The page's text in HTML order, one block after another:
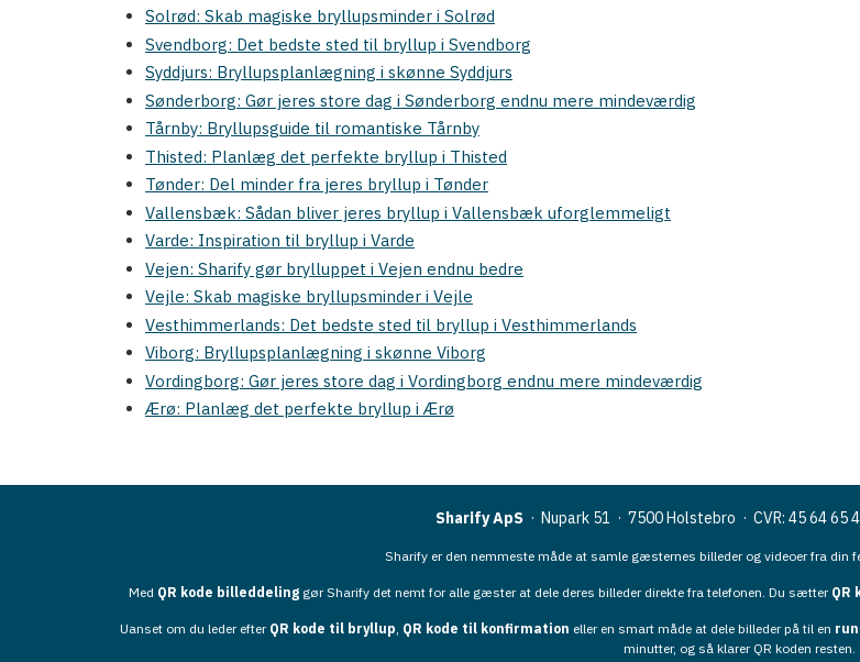
Solrød: Skab magiske bryllupsminder i Solrød
Svendborg: Det bedste sted til bryllup i Svendborg
Syddjurs: Bryllupsplanlægning i skønne Syddjurs
Sønderborg: Gør jeres store dag i Sønderborg endnu mere mindeværdig
Tårnby: Bryllupsguide til romantiske Tårnby
Thisted: Planlæg det perfekte bryllup i Thisted
Tønder: Del minder fra jeres bryllup i Tønder
Vallensbæk: Sådan bliver jeres bryllup i Vallensbæk uforglemmeligt
Varde: Inspiration til bryllup i Varde
Vejen: Sharify gør brylluppet i Vejen endnu bedre
Vejle: Skab magiske bryllupsminder i Vejle
Vesthimmerlands: Det bedste sted til bryllup i Vesthimmerlands
Viborg: Bryllupsplanlægning i skønne Viborg
Vordingborg: Gør jeres store dag i Vordingborg endnu mere mindeværdig
Ærø: Planlæg det perfekte bryllup i Ærø
Sharify ApS· Nupark 51 · 7500 Holstebro · CVR: 45 64 65
Sharify er den nemmeste måde at samle gæsternes billeder og videoer fra din
Med QR kode billeddelinggør Sharify det nemt for alle gæster at dele deres billeder direkte fra telefonen. Du sætter QR
Uanset om du leder efter QR kode til bryllup, QR kode til konfirmation eller en smart måde at dele billeder på til en
minutter, og så klarer QR koden resten.